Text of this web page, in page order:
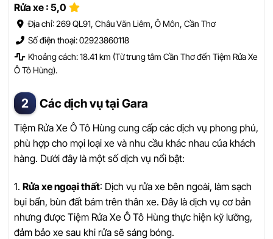
Rửa xe : 5,0
Địa chỉ: 269 QL91, Châu Văn Liêm, Ô Môn, Cần Thơ
Số điện thoại: 02923860118
Khoảng cách: 18.41 km (Từ trung tâm Cần Thơ đến Tiệm Rửa Xe
Ô Tô Hùng).
Các dịch vụ tại Gara
Tiệm Rửa Xe Ô Tô Hùng cung cấp các dịch vụ phong phú,
phù hợp cho mọi loại xe và nhu cầu khác nhau của khách
hàng. Dưới đây là một số dịch vụ nổi bật:
1. Rửa xe ngoại thất: Dịch vụ rửa xe bên ngoài, làm sạch
bụi bẩn, bùn đất bám trên thân xe. Đây là dịch vụ cơ bản
nhưng được Tiệm Rửa Xe Ô Tô Hùng thực hiện kỹ lưỡng,
đảm bảo xe sau khi rửa sẽ sáng bóng.